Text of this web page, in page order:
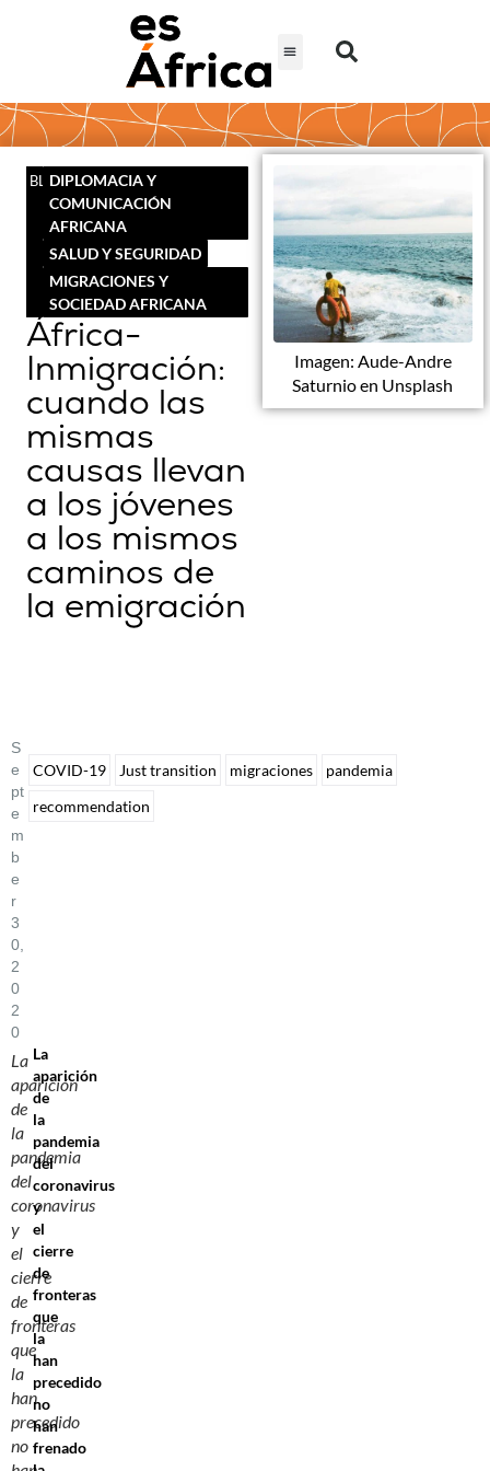
BLOGDIPLOMACIA Y
COMUNICACIÓN
AFRICANA
SALUD Y SEGURIDAD
MIGRACIONES Y
SOCIEDAD AFRICANA
África-
Inmigración:
cuando las
mismas
causas llevan
a los jóvenes
a los mismos
caminos de
la emigración
Imagen: Aude-Andre
Saturnio en Unsplash
S
E
Pt
E
M
B
E
R
3
0,
2
0
2
0
La
aparición
de
la
pandemia
del
coronavirus
y
el
cierre
de
fronteras
que
la
han
precedido
no
La
aparición
de
la
pandemia
del
coronavirus
y
el
cierre
de
fronteras
que
la
han
precedido
no
han
frenado
COVID-19 Just transition migraciones
pandemia
recommendation